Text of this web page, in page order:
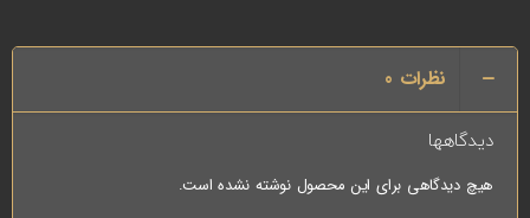
نظرات 0
دیدگاهها
هیچ دیدگاهی برای این محصول نوشته نشده است.